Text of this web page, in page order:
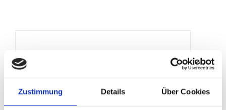
Zustimmung Details Über Cookies